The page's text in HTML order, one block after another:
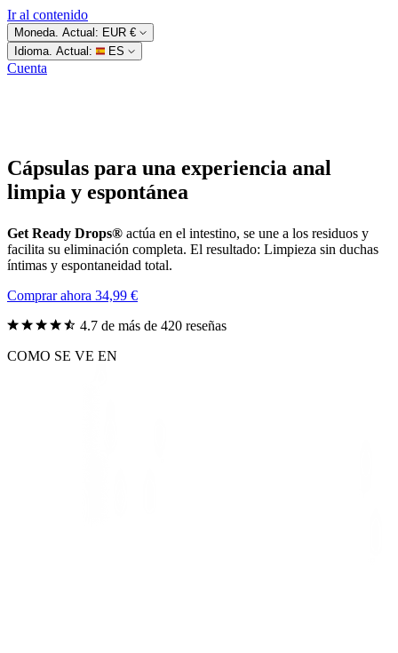
Ir al contenido
Moneda. Actual:
EUR €
Idioma. Actual:
ES
Cuenta
Cápsulas para una experiencia anal
limpia y espontánea
Get Ready Drops® actúa en el intestino, se une a los residuos y
facilita su eliminación completa. El resultado: Limpieza sin duchas
íntimas y espontaneidad total.
Comprar ahora 34,99 €
4.7 de más de 420 reseñas
COMO SE VE EN